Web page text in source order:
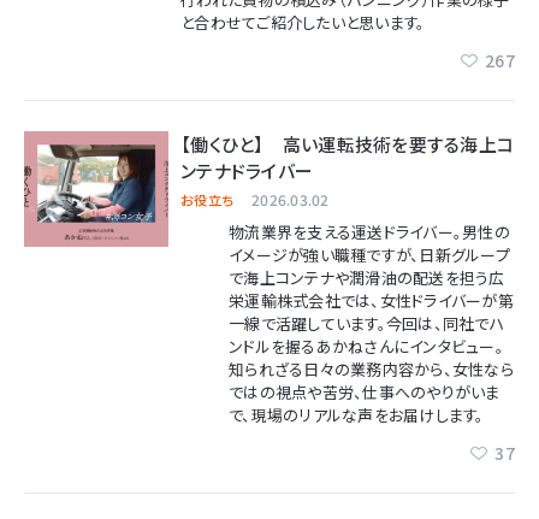
と合わせてご紹介したいと思います。
267
【働くひと】 高い運転技術を要する海上コ
ンテナドライバー
お役立ち 2026.03.02
物流業界を支える運送ドライバー。男性の
イメージが強い職種ですが、日新グループ
で海上コンテナや潤滑油の配送を担う広
栄運輸株式会社では、女性ドライバーが第
一線で活躍しています。今回は、同社でハ
ンドルを握るあかねさんにインタビュー。
知られざる日々の業務内容から、女性なら
ではの視点や苦労、仕事へのやりがいま
で、現場のリアルな声をお届けします。
37